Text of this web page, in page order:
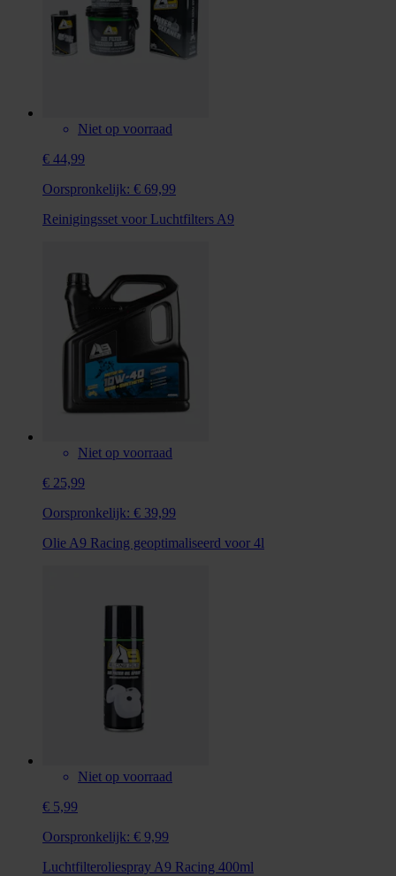
Niet op voorraad
€ 44,99
Oorspronkelijk: € 69,99
Reinigingsset voor Luchtfilters A9
Niet op voorraad
€ 25,99
Oorspronkelijk: € 39,99
Olie A9 Racing geoptimaliseerd voor 4l
Niet op voorraad
€ 5,99
Oorspronkelijk: € 9,99
Luchtfilteroliespray A9 Racing 400ml